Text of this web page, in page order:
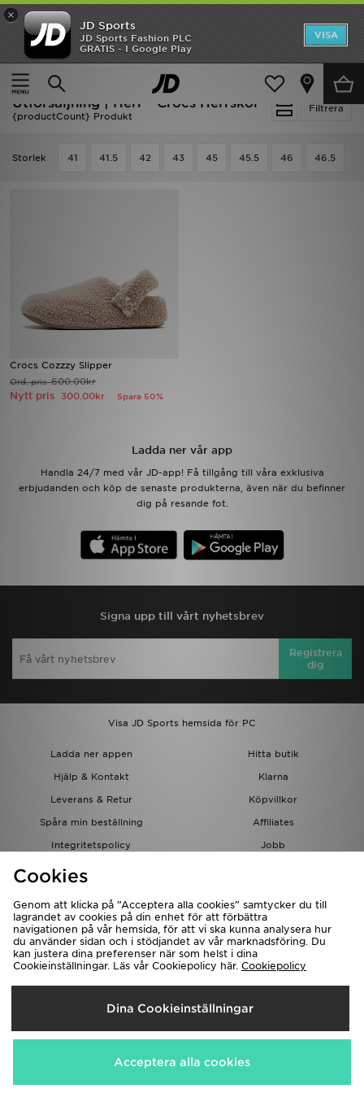
×
JD Sports
JD Sports Fashion PLC
GRATIS - I Google Play
VISA
Ny termin, ny stil Essentials för skolstarten
Hem
Herr Herrskor
Filtrera
Utförsäljning | Herr - Crocs Herrskor
{productCount} Produkt
Storlek 41 41.5 42 43 45 45.5 46 46.5
Crocs Cozzzy Slipper
Ord. pris600.00kr
Nytt pris 300.00kr Spara 50%
Ladda ner vår app
Handla 24/7 med vår JD-app! Få tillgång till våra exklusiva
erbjudanden och köp de senaste produkterna, även när du befinner
dig på resande fot.
Signa upp till vårt nyhetsbrev
Registrera
dig
Visa JD Sports hemsida för PC
Ladda ner appen
Hitta butik
Hjälp & Kontakt
Klarna
Leverans & Retur
Köpvillkor
Spåra min beställning
Affiliates
Integritetspolicy
Jobb
JD-bloggen
Levererar Till
Sverige
Vi accepterar följande betalningssätt
Hem
Rea
Nyheter
Bästsäljare
Sport
Fotboll
Ladda ner appen
Mina meddelanden
Cookies
Genom att klicka på ”Acceptera alla cookies” samtycker du till
lagrandet av cookies på din enhet för att förbättra
navigationen på vår hemsida, för att vi ska kunna analysera hur
du använder sidan och i stödjandet av vår marknadsföring. Du
kan justera dina preferenser när som helst i dina
Cookieinställningar. Läs vår Cookiepolicy här. Cookiepolicy
Dina Cookieinställningar
Acceptera alla cookies